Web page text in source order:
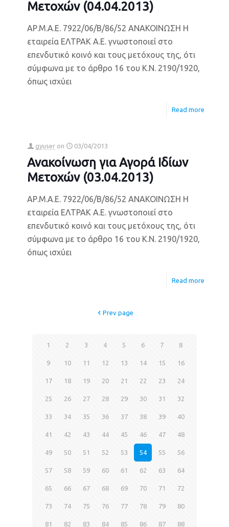
Μετοχών (04.04.2013)
ΑΡ.Μ.Α.Ε. 7922/06/Β/86/52 ΑΝΑΚΟΙΝΩΣΗ Η
εταιρεία ΕΛΤΡΑΚ Α.Ε. γνωστοποιεί στο
επενδυτικό κοινό και τους μετόχους της, ότι
σύμφωνα με το άρθρο 16 του Κ.Ν. 2190/1920,
όπως ισχύει
Read more
gyuser on 03/04/2013
Ανακοίνωση για Αγορά Ιδίων
Μετοχών (03.04.2013)
ΑΡ.Μ.Α.Ε. 7922/06/Β/86/52 ΑΝΑΚΟΙΝΩΣΗ Η
εταιρεία ΕΛΤΡΑΚ Α.Ε. γνωστοποιεί στο
επενδυτικό κοινό και τους μετόχους της, ότι
σύμφωνα με το άρθρο 16 του Κ.Ν. 2190/1920,
όπως ισχύει
Read more
Prev page
1 2 3 4 5 6 7 8
9 10 11 12 13 14 15 16
17 18 19 20 21 22 23 24
25 26 27 28 29 30 31 32
33 34 35 36 37 38 39 40
41 42 43 44 45 46 47 48
49 50 51 52 53 54 55 56
57 58 59 60 61 62 63 64
65 66 67 68 69 70 71 72
73 74 75 76 77 78 79 80
81 82 83 84 85 86 87 88